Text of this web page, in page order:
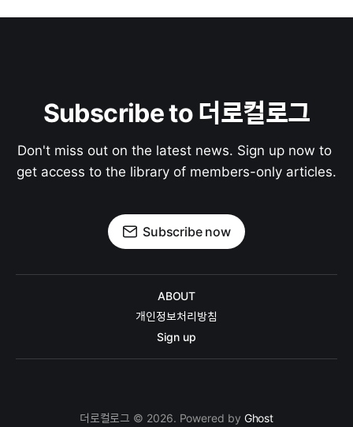
Subscribe to 더로컬로그
Don't miss out on the latest news. Sign up now to
get access to the library of members-only articles.
Subscribe now
ABOUT
개인정보처리방침
Sign up
더로컬로그 © 2026. Powered by Ghost